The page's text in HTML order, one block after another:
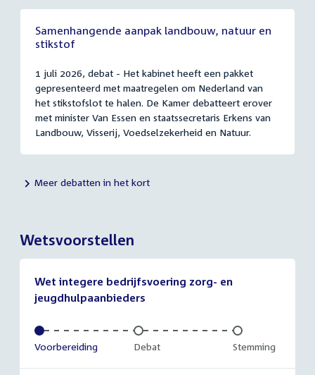
Samenhangende aanpak landbouw, natuur en
stikstof
1 juli 2026, debat - Het kabinet heeft een pakket
gepresenteerd met maatregelen om Nederland van
het stikstofslot te halen. De Kamer debatteert erover
met minister Van Essen en staatssecretaris Erkens van
Landbouw, Visserij, Voedselzekerheid en Natuur.
Meer debatten in het kort
Wetsvoorstellen
Wet integere bedrijfsvoering zorg- en
jeugdhulpaanbieders
Voltooid:
Voorbereiding Onvoltooid:
Debat Onvoltooid:
Stemming